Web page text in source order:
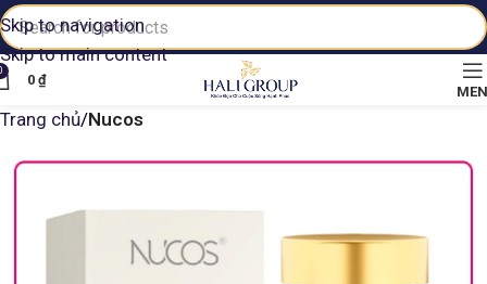
Skip to navigation
Skip to main content
0 ₫
Trang chủ Nucos